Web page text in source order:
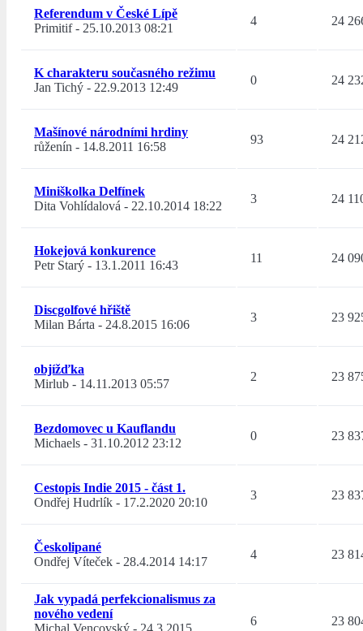
Referendum v České Lípě
Primitif- 25.10.2013 08:21
4 24
K charakteru současného režimu
Jan Tichý - 22.9.2013 12:49
0 24
Mašínové národními hrdiny
růženín - 14.8.2011 16:58
93 24
Miniškolka Delfínek
Dita Vohlídalová - 22.10.2014 18:22
3 24
Hokejová konkurence
Petr Starý - 13.1.2011 16:43
11 24
Discgolfové hřiště
Milan Bárta - 24.8.2015 16:06
3 23
objížďka
Mirlub - 14.11.2013 05:57
2 23
Bezdomovec u Kauflandu
Michaels - 31.10.2012 23:12
0 23
Cestopis Indie 2015 - část 1.
Ondřej Hudrlík - 17.2.2020 20:10
3 23
Českolipané
Ondřej Víteček - 28.4.2014 14:17
4 23
Jak vypadá perfekcionalismus za
nového vedení
6 23